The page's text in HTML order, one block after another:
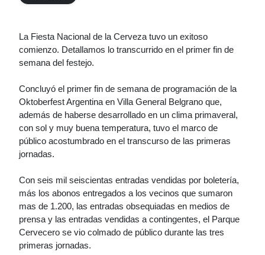
La Fiesta Nacional de la Cerveza tuvo un exitoso
comienzo. Detallamos lo transcurrido en el primer fin de
semana del festejo.
Concluyó el primer fin de semana de programación de la
Oktoberfest Argentina en Villa General Belgrano que,
además de haberse desarrollado en un clima primaveral,
con sol y muy buena temperatura, tuvo el marco de
público acostumbrado en el transcurso de las primeras
jornadas.
Con seis mil seiscientas entradas vendidas por boletería,
más los abonos entregados a los vecinos que sumaron
mas de 1.200, las entradas obsequiadas en medios de
prensa y las entradas vendidas a contingentes, el Parque
Cervecero se vio colmado de público durante las tres
primeras jornadas.